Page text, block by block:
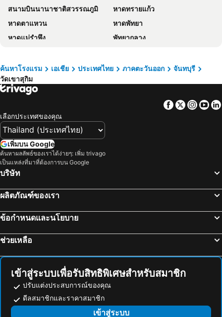
Baanlugchange Hotel
Hop Inn Chanthaburi
PIMDARA HOTEL
เมล่อนลอยฟ้า
The Essence Chanthaburi
Baan Sukhita
Baan Pak Suk Jai
ชาร์ม เดอ เจ้าหลาว
Muangchan Hotel
The Peak
Bamboo Garden House
Ployburi Boutique Hotel
Ban Chankrajang
Proudchan Boutique Resort
Baan Vitamin Sea
Baanimmsook Resort
The Peak Chanthaburi
Sansook Chaolao
Khowbuysi View Resort
Phobruk Resort and garden
ChomTique Hotel
โรงแรมจันท์ธานี
สนามบินนานาชาติสวรรณภูมิ
หาดทรายแก้ว
หาดตาแหวน
หาดพัทยา
หาดแม่รำพึง
พัทยากลาง
พัทยาใต้
บีทีเอส อโศก
พัทยาเหนือ
แกลง
บีทีเอส พร้อมพงษ์
เขาพระใหญ่
ถนนคนเดิน
บีทีเอส อ่อนนุช
หาดไก่แบ้
หาดนวล
หาดบางเบ้า
สนามบินนานาชาติอู่ตะเภา
ซีคอนสแควร์
บีทีเอส แบริ่ง
หาดคลองพร้าว
ท่าเรือแหลมฉบัง
บีทีเอส สำโรง
บ้านช้างไทย
ค้นหาโรงแรม เอเชีย ประเทศไทย ภาคตะวันออก
จันทบุรี
วัดเขาสุกิม
Facebook
Twitter
เลือกประเทศของคุณ
เพิ่มบน Google
ค้นหาผลลัพธ์ของเราได้ง่ายๆ: เพิ่ม trivago
เป็นแหล่งที่มาที่ต้องการบน Google
บริษัท
ผลิตภัณฑ์ของเรา
ข้อกำหนดและนโยบาย
ช่วยเหลือ
เข้าสู่ระบบเพื่อรับสิทธิพิเศษสำหรับสมาชิก
ปรับแต่งประสบการณ์ของคุณ
ดีลสมาชิกและราคาสมาชิก
เข้าสู่ระบบ